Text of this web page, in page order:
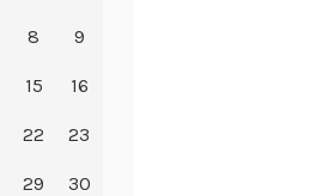
8 9
15 16
22 23
29 30